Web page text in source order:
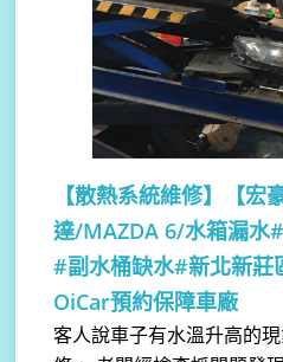
【散熱系統維修】
【宏
達/MAZDA 6/水箱漏水
#副水桶缺水#新北新莊
OiCar預約保障車廠
客人說車子有水溫升高的